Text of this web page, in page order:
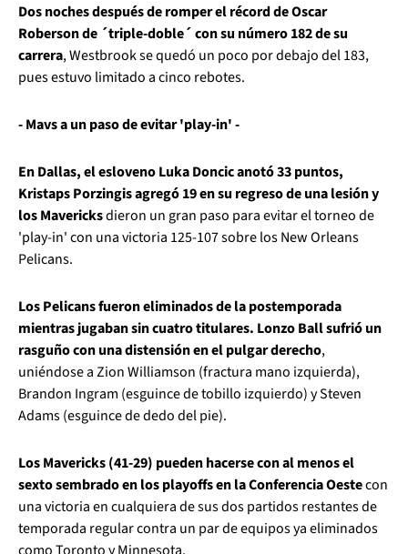
Dos noches después de romper el récord de Oscar
Roberson de ´triple-doble´ con su número 182 de su
carrera, Westbrook se quedó un poco por debajo del 183,
pues estuvo limitado a cinco rebotes.
- Mavs a un paso de evitar 'play-in' -
En Dallas, el esloveno Luka Doncic anotó 33 puntos,
Kristaps Porzingis agregó 19 en su regreso de una lesión y
los Mavericksdieron un gran paso para evitar el torneo de
'play-in' con una victoria 125-107 sobre los New Orleans
Pelicans.
Los Pelicans fueron eliminados de la postemporada
mientras jugaban sin cuatro titulares. Lonzo Ball sufrió un
rasguño con una distensión en el pulgar derecho,
uniéndose a Zion Williamson (fractura mano izquierda),
Brandon Ingram (esguince de tobillo izquierdo) y Steven
Adams (esguince de dedo del pie).
Los Mavericks (41-29) pueden hacerse con al menos el
sexto sembrado en los playoffs en la Conferencia Oestecon
una victoria en cualquiera de sus dos partidos restantes de
temporada regular contra un par de equipos ya eliminados
como Toronto y Minnesota.